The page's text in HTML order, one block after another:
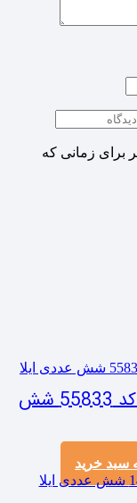
برای زمانی که
لیوان چای بریکس پاشاباغچه کد 55833 شش
سبد خرید